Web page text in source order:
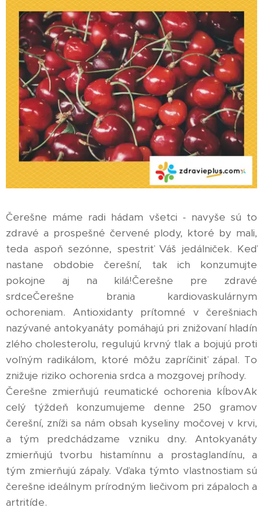
Čerešne máme radi hádam všetci - navyše sú to
zdravé a prospešné červené plody, ktoré by mali,
teda aspoň sezónne, spestriť Váš jedálniček. Keď
nastane obdobie čerešní, tak ich konzumujte
pokojne aj na kilá!Čerešne pre zdravé
srdceČerešne brania kardiovaskulárnym
ochoreniam. Antioxidanty prítomné v čerešniach
nazývané antokyanáty pomáhajú pri znižovaní hladín
zlého cholesterolu, regulujú krvný tlak a bojujú proti
voľným radikálom, ktoré môžu zapríčiniť zápal. To
znižuje riziko ochorenia srdca a mozgovej príhody.
Čerešne zmierňujú reumatické ochorenia kĺbovAk
celý týždeň konzumujeme denne 250 gramov
čerešní, zníži sa nám obsah kyseliny močovej v krvi,
a tým predchádzame vzniku dny. Antokyanáty
zmierňujú tvorbu histamínnu a prostaglandínu, a
tým zmierňujú zápaly. Vďaka týmto vlastnostiam sú
čerešne ideálnym prírodným liečivom pri zápaloch a
artritíde.